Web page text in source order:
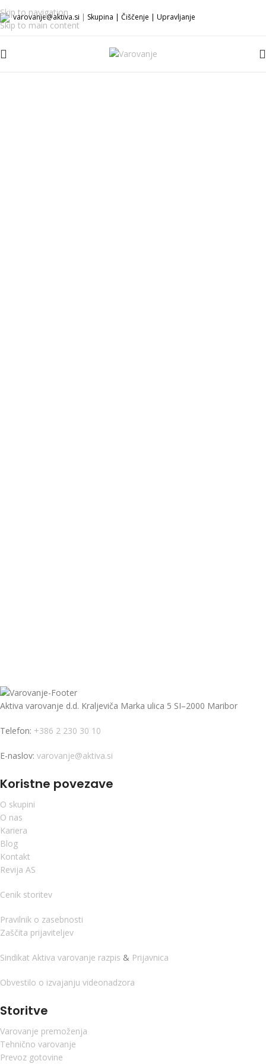
Skip to navigation
Skip to main content
varovanje@aktiva.si | Skupina | Čiščenje | Upravljanje
Aktiva varovanje d.d. Kraljeviča Marka ulica 5 SI–2000 Maribor
Telefon: +386 2 230 30 10
E-naslov: varovanje@aktiva.si
Koristne povezave
O skupini
O nas
Kariera
Blog
Kontakt
Revija AS
Cenik storitev
Pravilnik o zasebnosti
Zaščita prijaviteljev
Sindikat Aktiva varovanje razpis & Prijavnica
Obvestilo o izvajanju videonadzora
Storitve
Varovanje premoženja
Tehnično varovanje
Prevoz gotovine